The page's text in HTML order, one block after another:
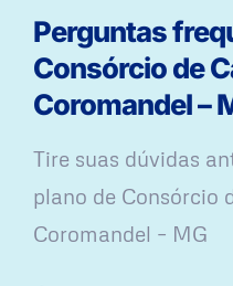
Perguntas
Consórcio de
Coromandel –
Tire suas dúvidas
plano ​de Consórcio
Coromandel – MG